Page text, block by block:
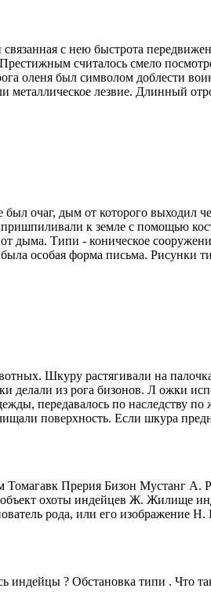
с нею быстрота
считалось смело
оленя был символом доблести
металлическое лезвие. Длинный
очаг, дым от которого выходил
к земле с помощью
дыма. Типи - коническое
особая форма письма. Рисунки
Шкуру растягивали на
из рога бизонов. Л ожки
передавалось по наследству
поверхность. Если шкура
Прерия Бизон Мустанг А.
охоты индейцев Ж. Жилище
рода, или его изображение
индейцы ? Обстановка типи . Что